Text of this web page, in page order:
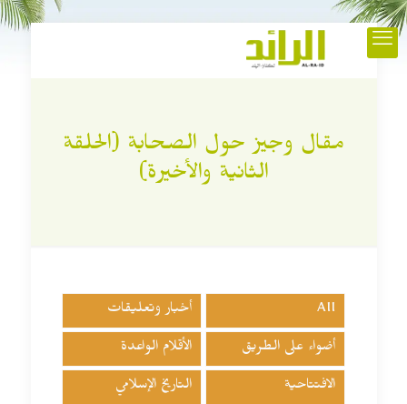
مقال وجيز حول الصحابة (الحلقة
الثانية والأخيرة)
All أخبار وتعليقات
أضواء على الطريق الأقلام الواعدة
الافتتاحية التاريخ الإسلامي